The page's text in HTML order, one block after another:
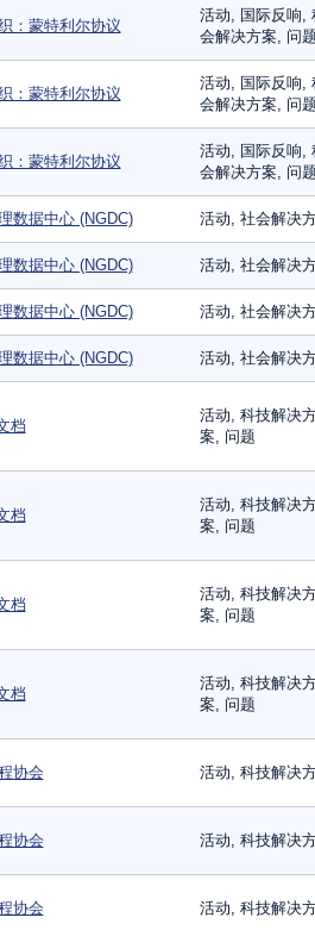
：蒙特利尔协议
活动, 国际反响,
会解决方案, 问题
：蒙特利尔协议
活动, 国际反响,
会解决方案, 问题
：蒙特利尔协议
活动, 国际反响,
会解决方案, 问题
数据中心 (NGDC) 活动, 社会解决
数据中心 (NGDC) 活动, 社会解决
数据中心 (NGDC) 活动, 社会解决
数据中心 (NGDC) 活动, 社会解决
档
活动, 科技解决
案, 问题
档
活动, 科技解决
案, 问题
档
活动, 科技解决
案, 问题
档
活动, 科技解决
案, 问题
协会 活动, 科技解决
协会 活动, 科技解决
协会 活动, 科技解决